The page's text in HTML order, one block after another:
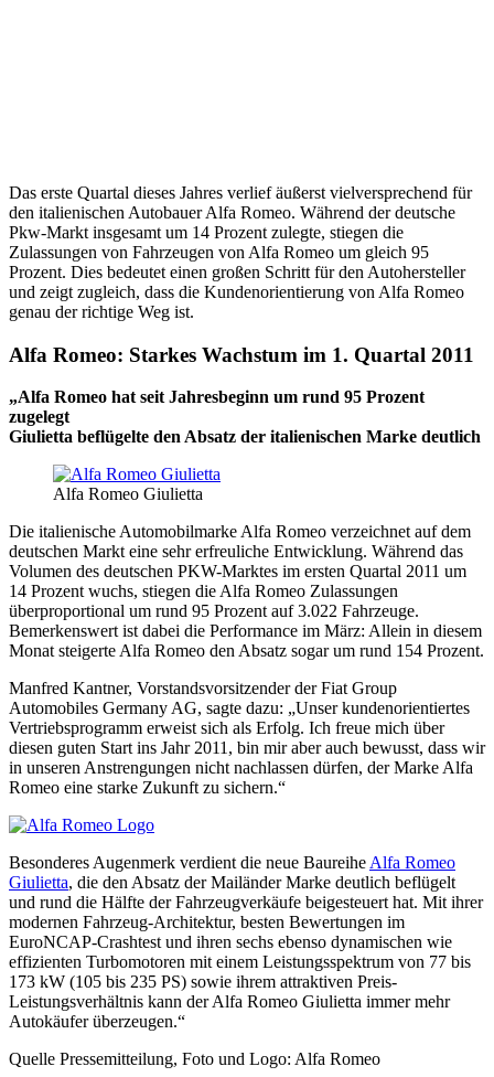
Das erste Quartal dieses Jahres verlief äußerst vielversprechend für
den italienischen Autobauer Alfa Romeo. Während der deutsche
Pkw-Markt insgesamt um 14 Prozent zulegte, stiegen die
Zulassungen von Fahrzeugen von Alfa Romeo um gleich 95
Prozent. Dies bedeutet einen großen Schritt für den Autohersteller
und zeigt zugleich, dass die Kundenorientierung von Alfa Romeo
genau der richtige Weg ist.
Alfa Romeo: Starkes Wachstum im 1. Quartal 2011
„Alfa Romeo hat seit Jahresbeginn um rund 95 Prozent
zugelegt
Giulietta beflügelte den Absatz der italienischen Marke deutlich
Alfa Romeo Giulietta
Die italienische Automobilmarke Alfa Romeo verzeichnet auf dem
deutschen Markt eine sehr erfreuliche Entwicklung. Während das
Volumen des deutschen PKW-Marktes im ersten Quartal 2011 um
14 Prozent wuchs, stiegen die Alfa Romeo Zulassungen
überproportional um rund 95 Prozent auf 3.022 Fahrzeuge.
Bemerkenswert ist dabei die Performance im März: Allein in diesem
Monat steigerte Alfa Romeo den Absatz sogar um rund 154 Prozent.
Manfred Kantner, Vorstandsvorsitzender der Fiat Group
Automobiles Germany AG, sagte dazu: „Unser kundenorientiertes
Vertriebsprogramm erweist sich als Erfolg. Ich freue mich über
diesen guten Start ins Jahr 2011, bin mir aber auch bewusst, dass wir
in unseren Anstrengungen nicht nachlassen dürfen, der Marke Alfa
Romeo eine starke Zukunft zu sichern.“
Besonderes Augenmerk verdient die neue Baureihe Alfa Romeo
Giulietta, die den Absatz der Mailänder Marke deutlich beflügelt
und rund die Hälfte der Fahrzeugverkäufe beigesteuert hat. Mit ihrer
modernen Fahrzeug-Architektur, besten Bewertungen im
EuroNCAP-Crashtest und ihren sechs ebenso dynamischen wie
effizienten Turbomotoren mit einem Leistungsspektrum von 77 bis
173 kW (105 bis 235 PS) sowie ihrem attraktiven Preis-
Leistungsverhältnis kann der Alfa Romeo Giulietta immer mehr
Autokäufer überzeugen.“
Quelle Pressemitteilung, Foto und Logo: Alfa Romeo